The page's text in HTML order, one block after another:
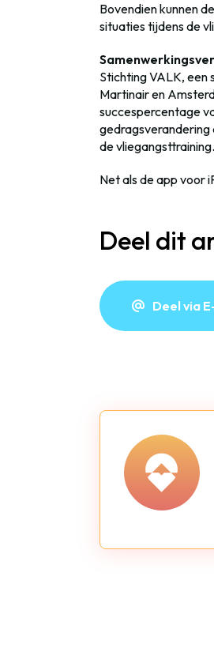
Bovendien kunnen
situaties tijdens de
Stichting VALK, een
Martinair en
succespercentage
gedragsverandering
de vliegangsttraining.
Net als de app voor
Deel dit
Deel via